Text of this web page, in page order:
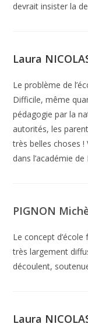
à faire
de manière
la nature, on
s’appuyant
solidaire : les
communs (y
principes de
Egalement,
écoles
devrait insister la
Laura
Le problème de
Difficile, même
pédagogie par la
autorités, les
très belles choses !
dans l’académie
PIGNON
Le concept
très largement
découlent,
Laura